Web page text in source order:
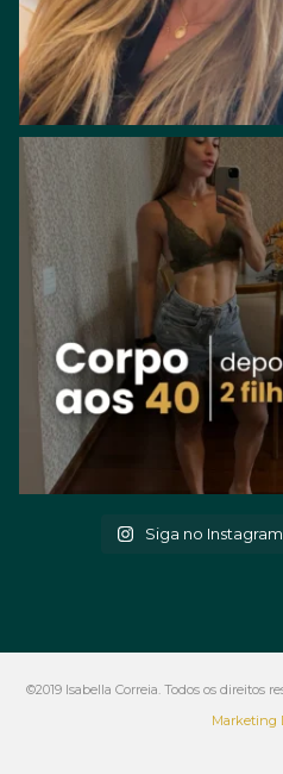
Siga no Instagram
©2019 Isabella Correia. Todos os direitos
Marketing